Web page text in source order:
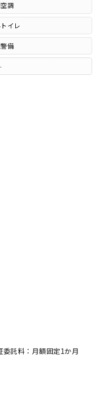
調
イレ
備
託料：月額固定1か月